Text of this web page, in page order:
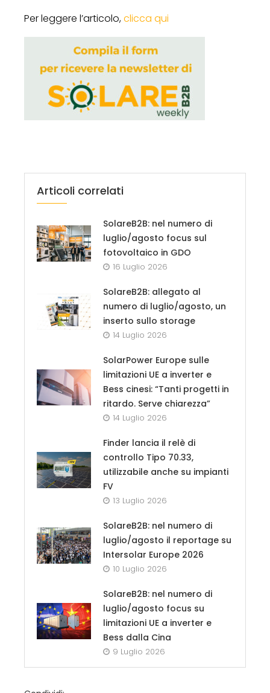
Per leggere l’articolo,clicca qui
Articoli correlati
SolareB2B: nel numero di
luglio/agosto focus sul
fotovoltaico in GDO
16 Luglio 2026
SolareB2B: allegato al
numero di luglio/agosto, un
inserto sullo storage
14 Luglio 2026
SolarPower Europe sulle
limitazioni UE a inverter e
Bess cinesi: “Tanti progetti in
ritardo. Serve chiarezza”
14 Luglio 2026
Finder lancia il relè di
controllo Tipo 70.33,
utilizzabile anche su impianti
FV
13 Luglio 2026
SolareB2B: nel numero di
luglio/agosto il reportage su
Intersolar Europe 2026
10 Luglio 2026
SolareB2B: nel numero di
luglio/agosto focus su
limitazioni UE a inverter e
Bess dalla Cina
9 Luglio 2026